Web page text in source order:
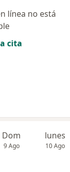
línea no está
cita
Dom
9 Ago
lunes
10 Ago